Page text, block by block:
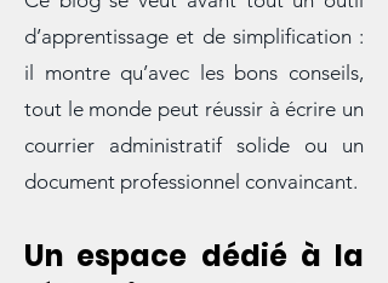
Ce blog se veut avant tout un outil
d’apprentissage et de simplification :
il montre qu’avec les bons conseils,
tout le monde peut réussir à écrire un
courrier administratif solide ou un